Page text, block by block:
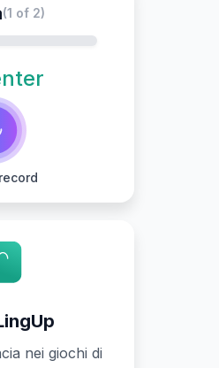
(1 of 2)
nei giochi di